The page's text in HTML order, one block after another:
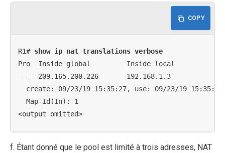
COPY
R1# show ip nat translations verbose
Pro  Inside global         Inside local
---  209.165.200.226       192.168.1.3
create: 09/23/19 15:35:27, use: 09/23/19
  Map-Id(In): 1
<output omitted>
f. Étant donné que le pool est limité à trois adresses, NAT